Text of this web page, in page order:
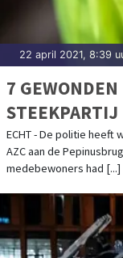
22 april 2021, 8:39
7
STEEKPARTIJ
ECHT - De politie heeft
AZC aan de
medebewoners had [...]